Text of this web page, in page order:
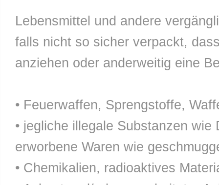
Lebensmittel und andere
falls nicht so sicher verpackt,
anziehen oder anderweitig eine
• Feuerwaffen, Sprengstoffe,
• jegliche illegale Substanzen
erworbene Waren wie
• Chemikalien, radioaktives